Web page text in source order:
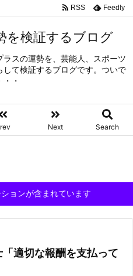
を検証するブログ
スの運勢を、芸能人、スポーツ
て検証するブログです。ついで
・
Next Search
RSS Feedly
ョンが含まれています
適切な報酬を支払って